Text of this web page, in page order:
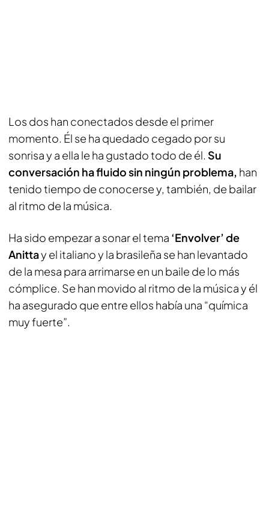
Los dos han conectados desde el primer
momento. Él se ha quedado cegado por su
sonrisa y a ella le ha gustado todo de él. Su
conversación ha fluido sin ningún problema, han
tenido tiempo de conocerse y, también, de bailar
al ritmo de la música.
Ha sido empezar a sonar el tema ‘Envolver’ de
Anittay el italiano y la brasileña se han levantado
de la mesa para arrimarse en un baile de lo más
cómplice. Se han movido al ritmo de la música y él
ha asegurado que entre ellos había una “química
muy fuerte”.